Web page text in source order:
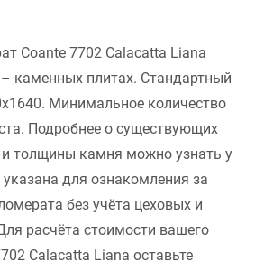
Coante 7702 Calacatta Liana
– каменных плитах. Стандартный
Минимальное количество
Подробнее о существующих
и толщины камня можно узнать у
для ознакомления за
без учёта цеховых и
расчёта стоимости вашего
Calacatta Liana оставьте